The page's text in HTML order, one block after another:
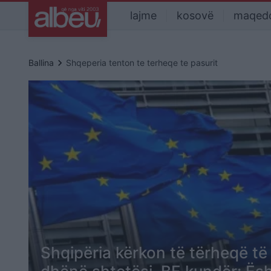
lajme kosovë
Ballina keyboard_arrow_right Shqeperia tenton te terheqe te pasurit
Shqipëria kërkon të tërheqë